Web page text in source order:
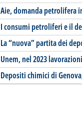
Aie, domanda petrolifera
I consumi petroliferi e il
La “nuova” partita dei
Unem, nel 2023
Depositi chimici di